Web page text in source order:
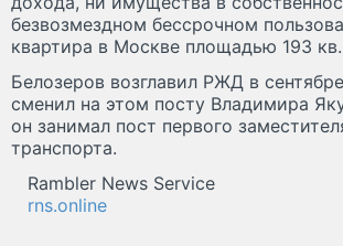
безвозмездном бессрочном
квартира в Москве площадью 193
Белозеров возглавил РЖД в
сменил на этом посту Владимира
он занимал пост первого
транспорта.
Rambler News Service
rns.online